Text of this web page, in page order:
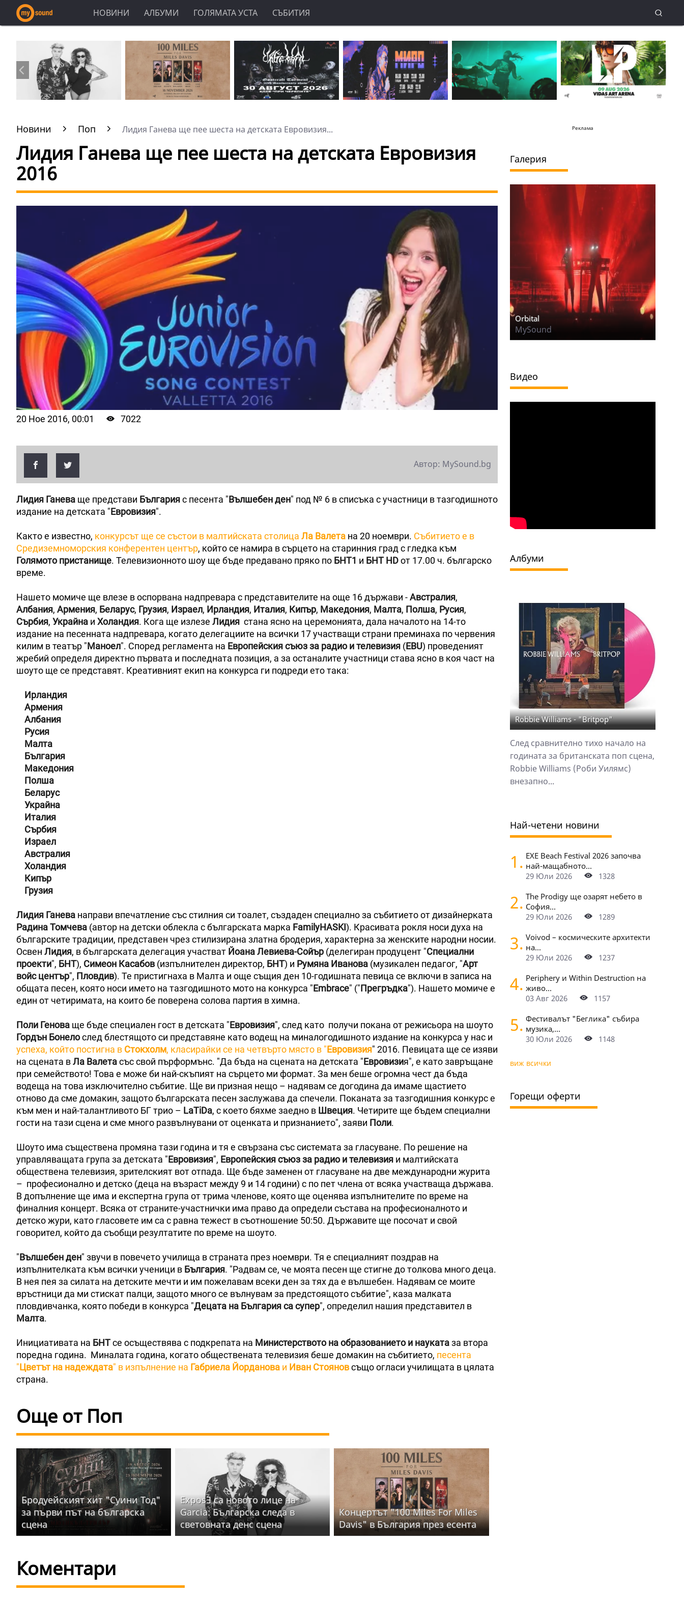
НОВИНИ АЛБУМИ ГОЛЯМАТА УСТА СЪБИТИЯ
Новини Поп Лидия Ганева ще пее шеста на детската Евровизия...
Лидия Ганева ще пее шеста на детската Евровизия
2016
20 Ное 2016, 00:01 7022
Автор: MySound.bg
Лидия Ганева ще представи Българияс песента "Вълшебен ден" под № 6 в списъка с участници в тазгодишното
издание на детската "Евровизия".
Както е известно, конкурсът ще се състои в малтийската столица Ла Валета на 20 ноември. Събитието е в
Средиземноморския конферентен център, който се намира в сърцето на старинния град с гледка към
Голямото пристанище. Телевизионното шоу ще бъде предавано пряко по БНТ1 и БНТ HDот 17.00 ч. българско
време.
Нашето момиче ще влезе в оспорвана надпревара с представителите на още 16 държави -Австралия,
Албания, Армения, Беларус, Грузия, Израел, Ирландия, Италия, Кипър, Македония, Малта, Полша, Русия,
Сърбия, Украйна и Холандия. Кога ще излезе Лидия стана ясно на церемонията, дала началото на 14-то
издание на песенната надпревара, когато делегациите на всички 17 участващи страни преминаха по червения
килим в театър "Маноел". Според регламента на Европейския съюз за радио и телевизия (EBU) проведеният
жребий определя директно първата и последната позиция, а за останалите участници става ясно в коя част на
шоуто ще се представят. Креативният екип на конкурса ги подреди ето така:
Ирландия
Армения
Албания
Русия
Малта
България
Македония
Полша
Беларус
Украйна
Италия
Сърбия
Израел
Австралия
Холандия
Кипър
Грузия
Лидия Ганева направи впечатление със стилния си тоалет, създаден специално за събитието от дизайнерката
Радина Томчева (автор на детски облекла с българската марка FamilyHASKI). Красивата рокля носи духа на
българските традиции, представен чрез стилизирана златна бродерия, характерна за женските народни носии.
Освен Лидия, в българската делегация участват Йоана Левиева-Сойър (делегиран продуцент "Специални
проекти", БНТ), Симеон Касабов (изпълнителен директор, БНТ) и Румяна Иванова (музикален педагог, "Арт
войс център", Пловдив). Те пристигнаха в Малта и още същия ден 10-годишната певица се включи в записа на
общата песен, която носи името на тазгодишното мото на конкурса "Embrace" ("Прегръдка"). Нашето момиче е
един от четиримата, на които бе поверена солова партия в химна.
Поли Генова ще бъде специален гост в детската "Евровизия", след като получи покана от режисьора на шоуто
Гордън Бонелослед блестящото си представяне като водещ на миналогодишното издание на конкурса у нас и
успеха, който постигна в Стокхолм, класирайки се на четвърто място в "Евровизия" 2016. Певицата ще се изяви
на сцената вЛа Валетасъс свой пърформънс. "Да бъда на сцената на детската "Евровизия", е като завръщане
при семейството! Това е може би най-скъпият на сърцето ми формат. За мен беше огромна чест да бъда
водеща на това изключително събитие. Ще ви призная нещо – надявам се догодина да имаме щастието
отново да сме домакин, защото българската песен заслужава да спечели. Поканата за тазгодишния конкурс е
към мен и най-талантливото БГ трио – LaTiDa, с което бяхме заедно в Швеция. Четирите ще бъдем специални
гости на тази сцена и сме много развълнувани от оценката и признанието", заяви Поли.
Шоуто има съществена промяна тази година и тя е свързана със системата за гласуване. По решение на
управляващата група за детската "Евровизия", Европейския съюз за радио и телевизия и малтийската
обществена телевизия, зрителският вот отпада. Ще бъде заменен от гласуване на две международни журита
– професионално и детско (деца на възраст между 9 и 14 години) с по пет члена от всяка участваща държава.
В допълнение ще има и експертна група от трима членове, която ще оценява изпълнителите по време на
финалния концерт. Всяка от страните-участнички има право да определи състава на професионалното и
детско жури, като гласовете им са с равна тежест в съотношение 50:50. Държавите ще посочат и свой
говорител, който да съобщи резултатите по време на шоуто.
"Вълшебен ден" звучи в повечето училища в страната през ноември. Тя е специалният поздрав на
изпълнителката към всички ученици в България. "Радвам се, че моята песен ще стигне до толкова много деца.
В нея пея за силата на детските мечти и им пожелавам всеки ден за тях да е вълшебен. Надявам се моите
връстници да ми стискат палци, защото много се вълнувам за предстоящото събитие", каза малката
пловдивчанка, която победи в конкурса "Децата на България са супер", определил нашия представител в
Малта.
Инициативата на БНТсе осъществява с подкрепата на Министерството на образованието и наукатаза втора
поредна година. Миналата година, когато обществената телевизия беше домакин на събитието, песента
"Цветът на надеждата" в изпълнение на Габриела Йорданова и Иван Стояновсъщо огласи училищата в цялата
страна.
Още от Поп
Бродуейският хит "Суини Тод"
за първи път на българска
сцена
ExposƎ са новото лице на
Garcia: Българска следа в
световната денс сцена
Концертът "100 Miles For Miles
Davis" в България през есента
Коментари
Реклама
Галерия
Orbital
MySound
Видео
Албуми
Robbie Williams - "Britpop"
След сравнително тихо начало на
годината за британската поп сцена,
Robbie Williams (Роби Уилямс)
внезапно...
Най-четени новини
1. EXE Beach Festival 2026 започва
най-мащабното...
29 Юли 2026
1328
2. The Prodigy ще озарят небето в
София...
29 Юли 2026
1289
3. Voivod – космическите архитекти
на...
29 Юли 2026
1237
4. Periphery и Within Destruction на
живо...
03 Авг 2026
1157
5. Фестивалът "Беглика" събира
музика,...
30 Юли 2026
1148
виж всички
Горещи оферти